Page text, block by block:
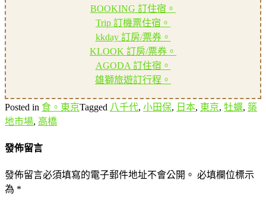
BOOKING 訂住宿。
Trip 訂機票住宿。
kkday 訂房/票券。
KLOOK 訂房/票券。
AGODA 訂住宿。
雄獅旅遊訂行程。
Posted in 食。東京Tagged 八千代, 小田保, 日本, 東京, 牡蠣, 築
地市場, 高橋
發佈留言
發佈留言必須填寫的電子郵件地址不會公開。 必填欄位標示
為 *